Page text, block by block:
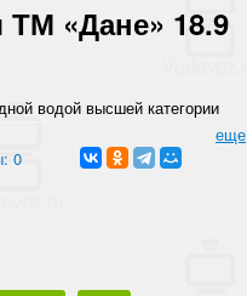
ТМ «Дане» 18.9
водой высшей категории
еще
0